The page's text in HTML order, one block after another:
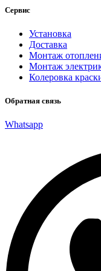
Сервис
Установка
Доставка
Монтаж
Монтаж
Колеровка
Обратная связь
Whatsapp